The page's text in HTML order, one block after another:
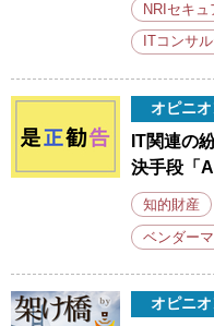
NRIセキ
ITコンサ
オピニ
IT関連の
決手段「
知的財産
ベンダー
オピニ